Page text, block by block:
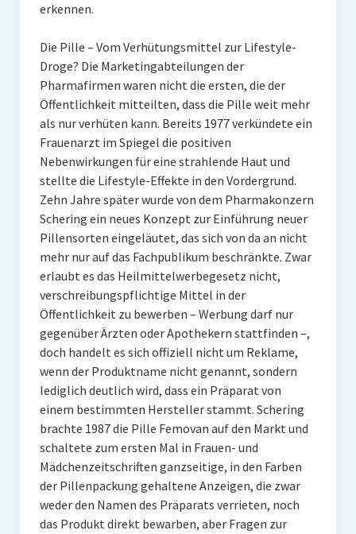
erkennen.
Die Pille – Vom Verhütungsmittel zur Lifestyle-
Droge? Die Marketingabteilungen der
Pharmafirmen waren nicht die ersten, die der
Öffentlichkeit mitteilten, dass die Pille weit mehr
als nur verhüten kann. Bereits 1977 verkündete ein
Frauenarzt im Spiegel die positiven
Nebenwirkungen für eine strahlende Haut und
stellte die Lifestyle-Effekte in den Vordergrund.
Zehn Jahre später wurde von dem Pharmakonzern
Schering ein neues Konzept zur Einführung neuer
Pillensorten eingeläutet, das sich von da an nicht
mehr nur auf das Fachpublikum beschränkte. Zwar
erlaubt es das Heilmittelwerbegesetz nicht,
verschreibungspflichtige Mittel in der
Öffentlichkeit zu bewerben – Werbung darf nur
gegenüber Ärzten oder Apothekern stattfinden –,
doch handelt es sich offiziell nicht um Reklame,
wenn der Produktname nicht genannt, sondern
lediglich deutlich wird, dass ein Präparat von
einem bestimmten Hersteller stammt. Schering
brachte 1987 die Pille Femovan auf den Markt und
schaltete zum ersten Mal in Frauen- und
Mädchenzeitschriften ganzseitige, in den Farben
der Pillenpackung gehaltene Anzeigen, die zwar
weder den Namen des Präparats verrieten, noch
das Produkt direkt bewarben, aber Fragen zur